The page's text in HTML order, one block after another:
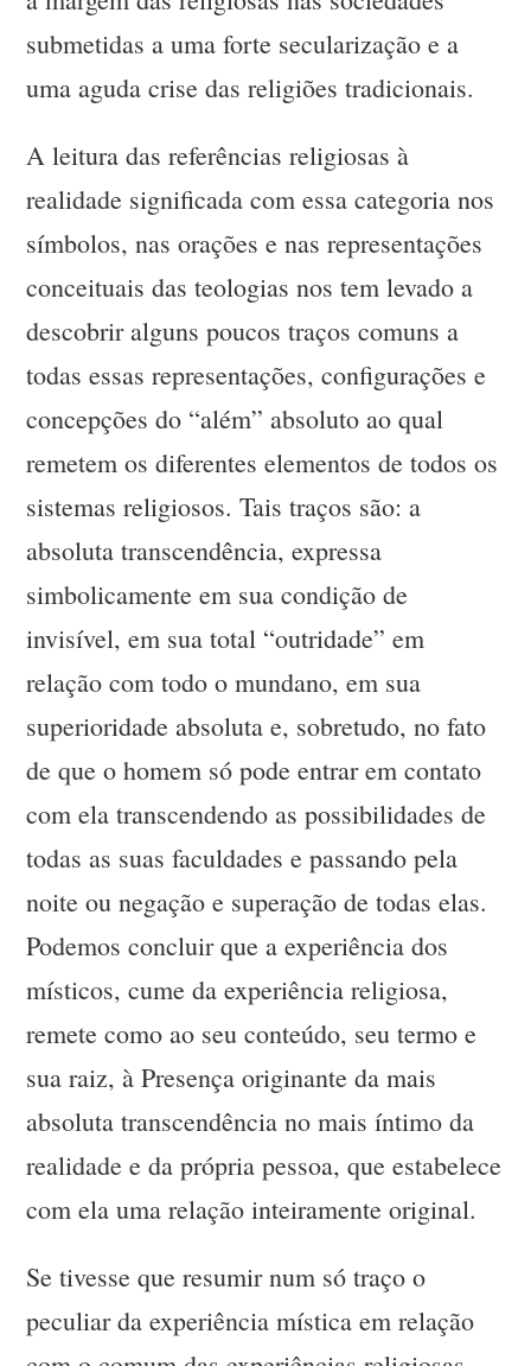
submetidas a uma forte secularização e a
uma aguda crise das religiões tradicionais.
A leitura das referências religiosas à
realidade significada com essa categoria nos
símbolos, nas orações e nas representações
conceituais das teologias nos tem levado a
descobrir alguns poucos traços comuns a
todas essas representações, configurações e
concepções do “além” absoluto ao qual
remetem os diferentes elementos de todos os
sistemas religiosos. Tais traços são: a
absoluta transcendência, expressa
simbolicamente em sua condição de
invisível, em sua total “outridade” em
relação com todo o mundano, em sua
superioridade absoluta e, sobretudo, no fato
de que o homem só pode entrar em contato
com ela transcendendo as possibilidades de
todas as suas faculdades e passando pela
noite ou negação e superação de todas elas.
Podemos concluir que a experiência dos
místicos, cume da experiência religiosa,
remete como ao seu conteúdo, seu termo e
sua raiz, à Presença originante da mais
absoluta transcendência no mais íntimo da
realidade e da própria pessoa, que estabelece
com ela uma relação inteiramente original.
Se tivesse que resumir num só traço o
peculiar da experiência mística em relação